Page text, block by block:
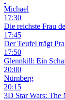
Michael
17:30
Die reichste Frau
17:45
Der Teufel trägt
17:50
Glennkill: Ein
20:00
Nürnberg
20:15
3D Star Wars: